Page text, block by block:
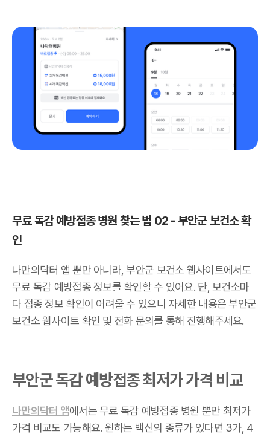
무료 독감 예방접종 병원 찾는 법 02 - 부안군 보건소 확
인
나만의닥터 앱 뿐만 아니라, 부안군 보건소 웹사이트에서도
무료 독감 예방접종 정보를 확인할 수 있어요. 단, 보건소마
다 접종 정보 확인이 어려울 수 있으니 자세한 내용은 부안군
보건소 웹사이트 확인 및 전화 문의를 통해 진행해주세요.
부안군 독감 예방접종 최저가 가격 비교
나만의닥터 앱에서는 무료 독감 예방접종 병원 뿐만 최저가
가격 비교도 가능해요. 원하는 백신의 종류가 있다면 3가, 4